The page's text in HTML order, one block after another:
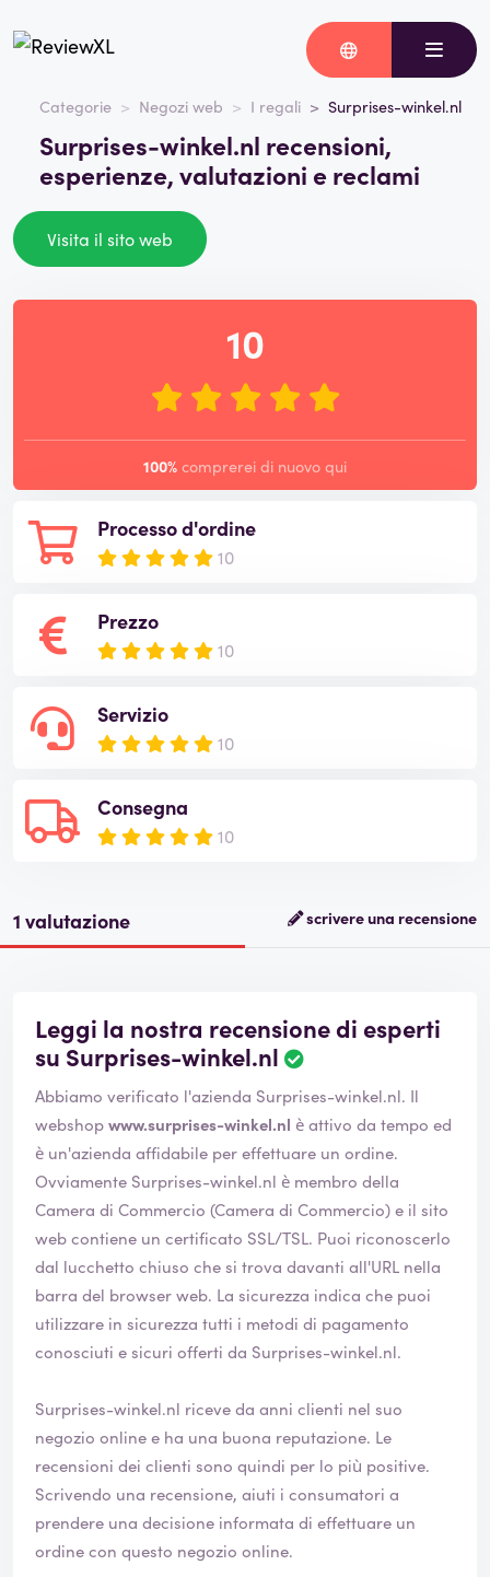
Categorie Negozi web I regali Surprises-winkel.nl
Surprises-winkel.nl recensioni,
esperienze, valutazioni e reclami
Visita il sito web
Processo d'ordine
10
Prezzo
10
Servizio
10
Consegna
10
10
100% comprerei di nuovo qui
1 valutazione scrivere una recensione
Leggi la nostra recensione di esperti
su Surprises-winkel.nl
Abbiamo verificato l'azienda Surprises-winkel.nl. Il
webshopwww.surprises-winkel.nl è attivo da tempo ed
è un'azienda affidabile per effettuare un ordine.
Ovviamente Surprises-winkel.nl è membro della
Camera di Commercio (Camera di Commercio) e il sito
web contiene un certificato SSL/TSL. Puoi riconoscerlo
dal lucchetto chiuso che si trova davanti all'URL nella
barra del browser web. La sicurezza indica che puoi
utilizzare in sicurezza tutti i metodi di pagamento
conosciuti e sicuri offerti da Surprises-winkel.nl.
Surprises-winkel.nl riceve da anni clienti nel suo
negozio online e ha una buona reputazione. Le
recensioni dei clienti sono quindi per lo più positive.
Scrivendo una recensione, aiuti i consumatori a
prendere una decisione informata di effettuare un
ordine con questo negozio online.